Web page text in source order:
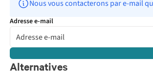
Nous vous contacterons par e-mail
Adresse e-mail
Alternatives